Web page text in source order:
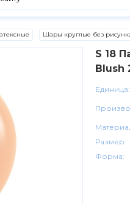
Шары круглые без
S 18
Blush
Единица:
Размер:
Форма: